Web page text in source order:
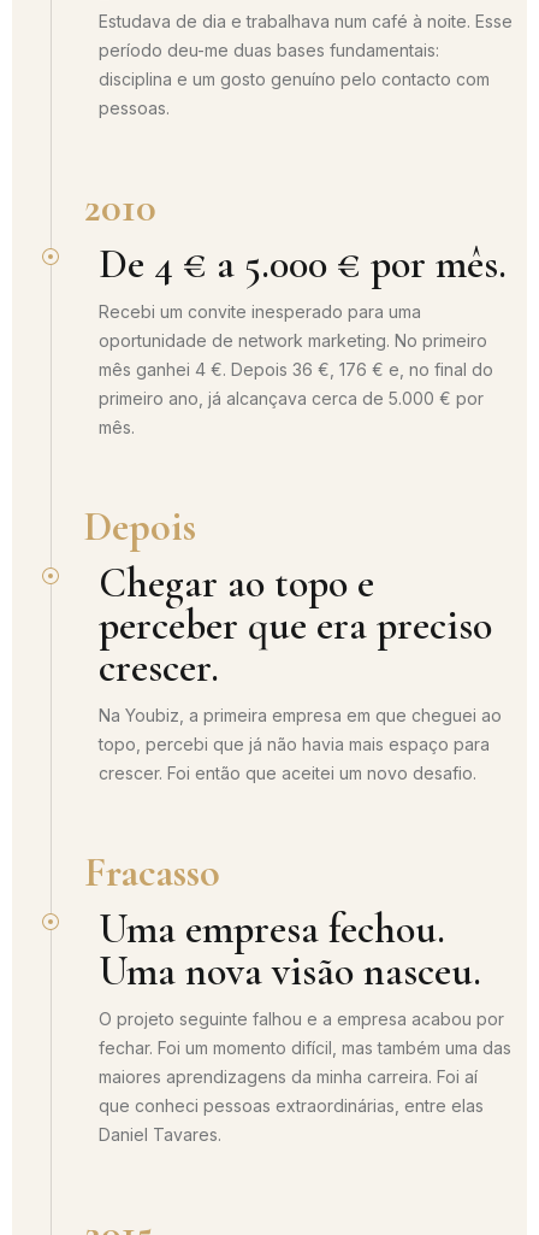
Estudava de dia e trabalhava num café à noite. Esse
período deu-me duas bases fundamentais:
disciplina e um gosto genuíno pelo contacto com
pessoas.
2010
De 4 € a 5.000 € por mês.
Recebi um convite inesperado para uma
oportunidade de network marketing. No primeiro
mês ganhei 4 €. Depois 36 €, 176 € e, no final do
primeiro ano, já alcançava cerca de 5.000 € por
mês.
Depois
Chegar ao topo e
perceber que era preciso
crescer.
Na Youbiz, a primeira empresa em que cheguei ao
topo, percebi que já não havia mais espaço para
crescer. Foi então que aceitei um novo desafio.
Fracasso
Uma empresa fechou.
Uma nova visão nasceu.
O projeto seguinte falhou e a empresa acabou por
fechar. Foi um momento difícil, mas também uma das
maiores aprendizagens da minha carreira. Foi aí
que conheci pessoas extraordinárias, entre elas
Daniel Tavares.